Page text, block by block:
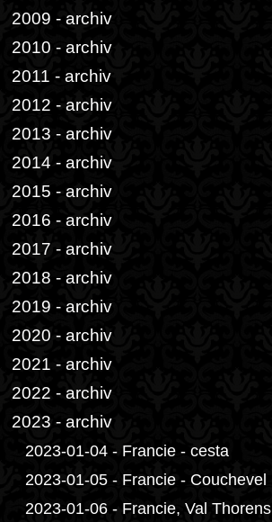
2009 - archiv
2010 - archiv
2011 - archiv
2012 - archiv
2013 - archiv
2014 - archiv
2015 - archiv
2016 - archiv
2017 - archiv
2018 - archiv
2019 - archiv
2020 - archiv
2021 - archiv
2022 - archiv
2023 - archiv
2023-01-04 - Francie - cesta
2023-01-05 - Francie - Couchevel
2023-01-06 - Francie, Val Thorens